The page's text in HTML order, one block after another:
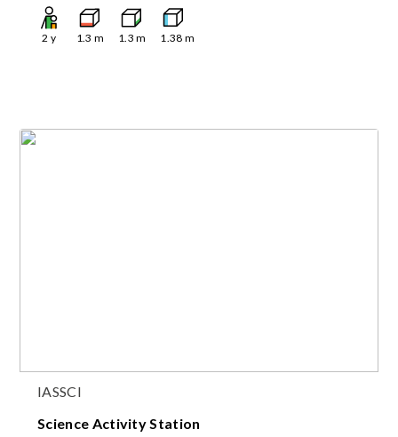
2 y 1.3 m 1.3 m 1.38 m
IASSCI
Science Activity Station